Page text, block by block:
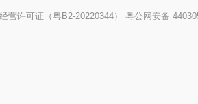
营许可证（粤B2-20220344） 粤公网安备